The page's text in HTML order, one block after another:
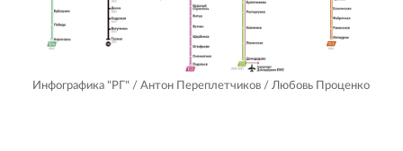
Инфографика "РГ" / Антон Переплетчиков / Любовь Проценко